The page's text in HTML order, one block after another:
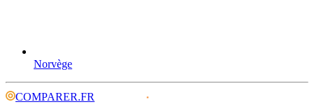
Norvège
COMPARER.FR